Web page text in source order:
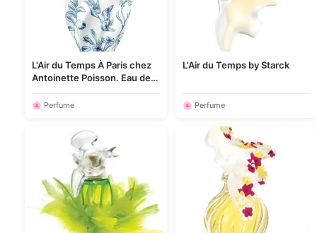
L'Air du Temps À Paris chez
Antoinette Poisson. Eau de
🌸 Perfume
L'Air du Temps by Starck
🌸 Perfume